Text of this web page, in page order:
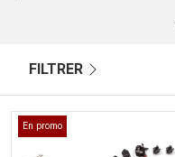
FILTRER
En promo